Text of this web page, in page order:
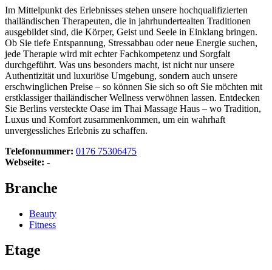
Im Mittelpunkt des Erlebnisses stehen unsere hochqualifizierten
thailändischen Therapeuten, die in jahrhundertealten Traditionen
ausgebildet sind, die Körper, Geist und Seele in Einklang bringen.
Ob Sie tiefe Entspannung, Stressabbau oder neue Energie suchen,
jede Therapie wird mit echter Fachkompetenz und Sorgfalt
durchgeführt. Was uns besonders macht, ist nicht nur unsere
Authentizität und luxuriöse Umgebung, sondern auch unsere
erschwinglichen Preise – so können Sie sich so oft Sie möchten mit
erstklassiger thailändischer Wellness verwöhnen lassen. Entdecken
Sie Berlins versteckte Oase im Thai Massage Haus – wo Tradition,
Luxus und Komfort zusammenkommen, um ein wahrhaft
unvergessliches Erlebnis zu schaffen.
Telefonnummer: 0176 75306475
Webseite: -
Branche
Beauty
Fitness
Etage